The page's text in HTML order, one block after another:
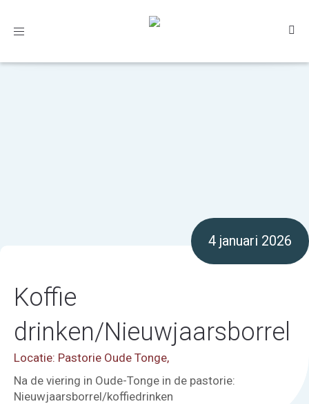
Toggle
4 januari 2026
Koffie
drinken/Nieuwjaarsborrel
Locatie: Pastorie Oude Tonge,
Na de viering in Oude-Tonge in de pastorie:
Nieuwjaarsborrel/koffiedrinken